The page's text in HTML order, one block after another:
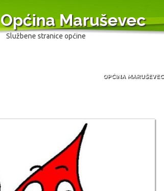
Općina Maruševec
Službene stranice općine
OPĆINA MARUŠEVEC